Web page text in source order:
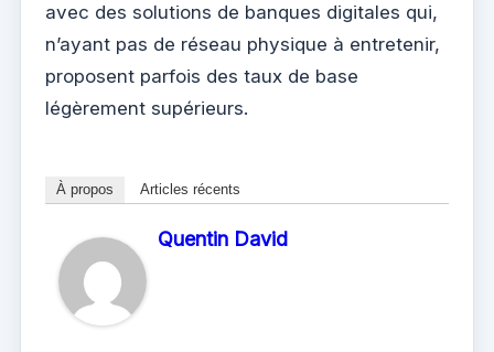
avec des solutions de banques digitales qui,
n’ayant pas de réseau physique à entretenir,
proposent parfois des taux de base
légèrement supérieurs.
À propos Articles récents
Quentin David